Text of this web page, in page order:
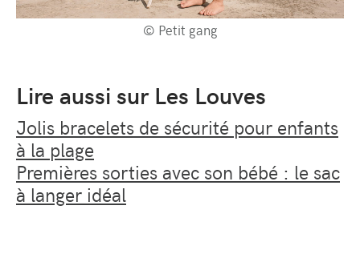
© Petit gang
Lire aussi sur Les Louves
Jolis bracelets de sécurité pour enfants
à la plage
Premières sorties avec son bébé : le sac
à langer idéal